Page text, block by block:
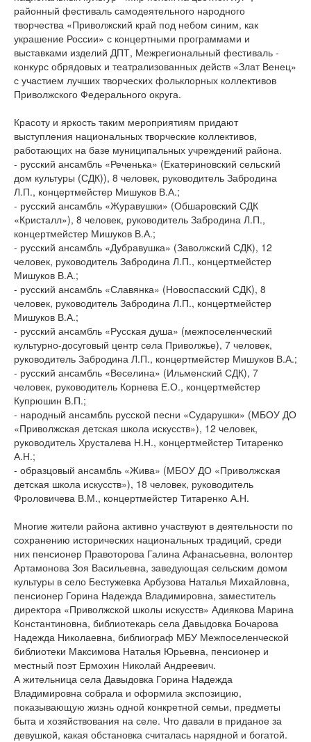
районный фестиваль самодеятельного народного
творчества «Приволжский край под небом синим, как
украшение России» с концертными программами и
выставками изделий ДПТ, Межрегиональный фестиваль -
конкурс обрядовых и театрализованных действ «Злат Венец»
с участием лучших творческих фольклорных коллективов
Приволжского Федерального округа.
Красоту и яркость таким мероприятиям придают
выступления национальных творческие коллективов,
работающих на базе муниципальных учреждений района.
- русский ансамбль «Реченька» (Екатериновский сельский
дом культуры (СДК)), 8 человек, руководитель Забродина
Л.П., концертмейстер Мишуков В.А.;
- русский ансамбль «Журавушки» (Обшаровский СДК
«Кристалл»), 8 человек, руководитель Забродина Л.П.,
концертмейстер Мишуков В.А.;
- русский ансамбль «Дубравушка» (Заволжский СДК), 12
человек, руководитель Забродина Л.П., концертмейстер
Мишуков В.А.;
- русский ансамбль «Славянка» (Новоспасский СДК), 8
человек, руководитель Забродина Л.П., концертмейстер
Мишуков В.А.;
- русский ансамбль «Русская душа» (межпоселенческий
культурно-досуговый центр села Приволжье), 7 человек,
руководитель Забродина Л.П., концертмейстер Мишуков В.А.;
- русский ансамбль «Веселина» (Ильменский СДК), 7
человек, руководитель Корнева Е.О., концертмейстер
Купрюшин В.П.;
- народный ансамбль русской песни «Сударушки» (МБОУ ДО
«Приволжская детская школа искусств»), 12 человек,
руководитель Хрусталева Н.Н., концертмейстер Титаренко
А.Н.;
- образцовый ансамбль «Жива» (МБОУ ДО «Приволжская
детская школа искусств»), 18 человек, руководитель
Фроловичева В.М., концертмейстер Титаренко А.Н.
Многие жители района активно участвуют в деятельности по
сохранению исторических национальных традиций, среди
них пенсионер Правоторова Галина Афанасьевна, волонтер
Артамонова Зоя Васильевна, заведующая сельским домом
культуры в село Бестужевка Арбузова Наталья Михайловна,
пенсионер Горина Надежда Владимировна, заместитель
директора «Приволжской школы искусств» Адиякова Марина
Константиновна, библиотекарь села Давыдовка Бочарова
Надежда Николаевна, библиограф МБУ Межпоселенческой
библиотеки Максимова Наталья Юрьевна, пенсионер и
местный поэт Ермохин Николай Андреевич.
А жительница села Давыдовка Горина Надежда
Владимировна собрала и оформила экспозицию,
показывающую жизнь одной конкретной семьи, предметы
быта и хозяйствования на селе. Что давали в приданое за
девушкой, какая обстановка считалась нарядной и богатой.